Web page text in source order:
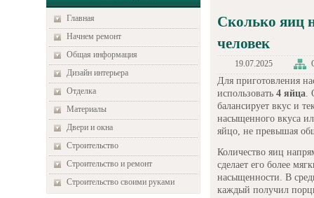
Главная
Начнем ремонт
Общая информация
Дизайн интерьера
Отделка
Материалы
Двери и окна
Строительство
Строительство и ремонт
Строительство своими руками
Сколько яиц
человек
19.07.2025
Для приготовления
использовать 4 яйца
балансирует вкус и
насыщенного вкуса
яйцо, не превышая
Количество яиц
сделает его более
насыщенности. В
каждый получил